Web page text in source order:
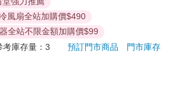
用期，退回商品須為全新狀態**
第19條及行政院消費者保護處公告之
例外情事適用準則」，以下商品購買
風扇全站加購價$490
全站不限金額加購價$99
考庫存量：3 預訂門市商品
門市庫存